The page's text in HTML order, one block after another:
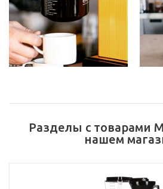
Разделы с товарами
нашем